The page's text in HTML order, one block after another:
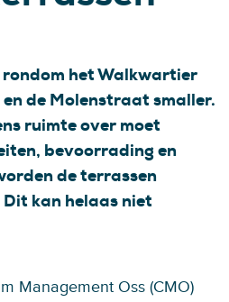
het Walkwartier
de Molenstraat smaller.
ruimte over moet
bevoorrading en
de terrassen
kan helaas niet
Management Oss (CMO)